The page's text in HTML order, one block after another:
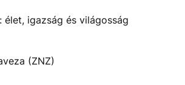
élet, igazság és világosság
(ZNZ)